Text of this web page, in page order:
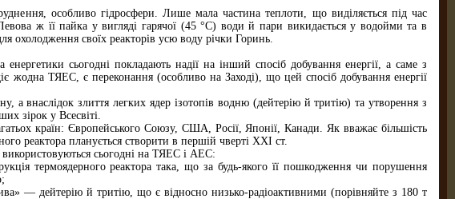
особливо гідросфери. Лише мала частина теплоти, що виділяється під час
ж її пайка у вигляді гарячої (45 °С) води й пари викидається у водойми та в
охолодження своїх реакторів усю воду річки Горинь.
сьогодні покладають надії на інший спосіб добування енергії, а саме з
жодна ТЯЕС, є переконання (особливо на Заході), що цей спосіб добування енергії
внаслідок злиття легких ядер ізотопів водню (дейтерію й тритію) та утворення з
зірок у Всесвіті.
країн: Європейського Союзу, США, Росії, Японії, Канади. Як вважає більшість
реактора планується створити в першій чверті XXI ст.
сьогодні на ТЯЕС і АЕС:
термоядерного реактора така, що за будь-якого її пошкодження чи порушення
— дейтерію й тритію, що є відносно низько-радіоактивними (порівняйте з 180 т